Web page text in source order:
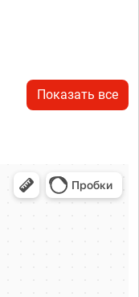
Показать все